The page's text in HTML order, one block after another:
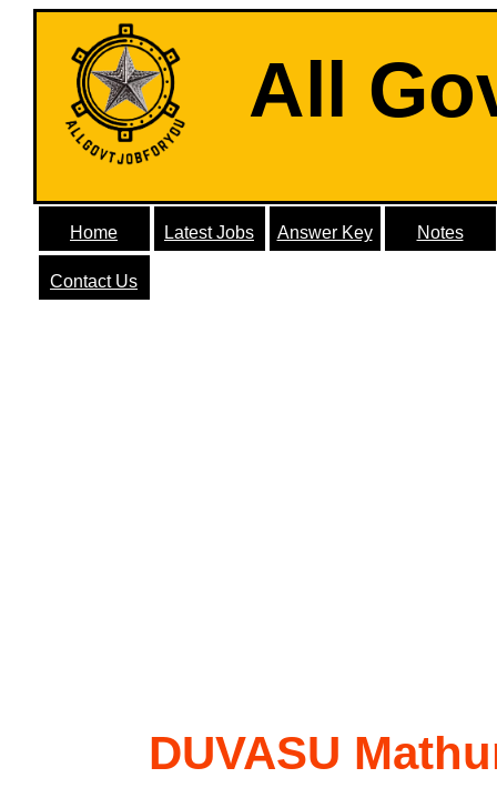
All
Home Latest Jobs Answer Key Notes
Contact Us
DUVASU